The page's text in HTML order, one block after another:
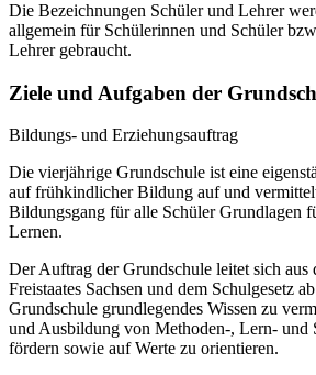
Die Bezeichnungen Schüler und Lehrer
allgemein für Schülerinnen und Schüler
Lehrer gebraucht.
Ziele und Aufgaben der
Bildungs- und Erziehungsauftrag
Die vierjährige Grundschule ist eine
auf frühkindlicher Bildung auf und
Bildungsgang für alle Schüler Grundlagen
Lernen.
Der Auftrag der Grundschule leitet sich aus
Freistaates Sachsen und dem Schulgesetz
Grundschule grundlegendes Wissen zu
und Ausbildung von Methoden-, Lern- und
fördern sowie auf Werte zu orientieren.